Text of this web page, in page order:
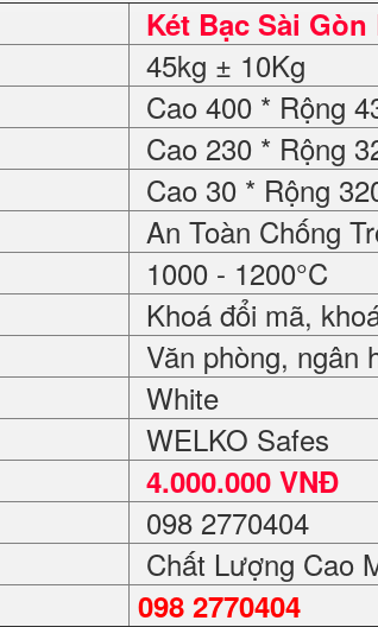
Két Bạc Sài Gòn
45kg ± 10Kg
Cao 400 * Rộng
Cao 230 * Rộng
Cao 30 * Rộng
An Toàn Chống
1000 - 1200°C
Khoá đổi mã,
Văn phòng, ngân
White
WELKO Safes
4.000.000 VNĐ
098 2770404
Chất Lượng Cao
098 2770404